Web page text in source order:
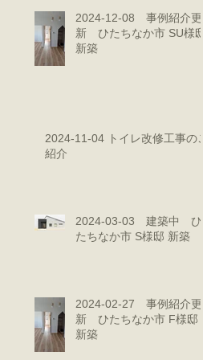
2024-12-08 事例紹介更
新 ひたちなか市 SU様邸
新築
2024-11-04 トイレ改修工事のご
紹介
2024-03-03 建築中 ひ
たちなか市 S様邸 新築
2024-02-27 事例紹介更
新 ひたちなか市 F様邸
新築